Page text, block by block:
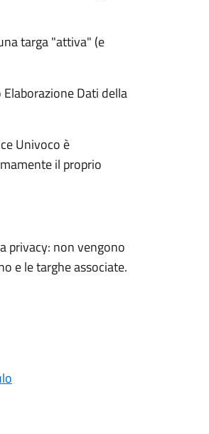
targa "attiva" (e
Dati della
Univoco è
il proprio
privacy: non vengono
e le targhe associate.